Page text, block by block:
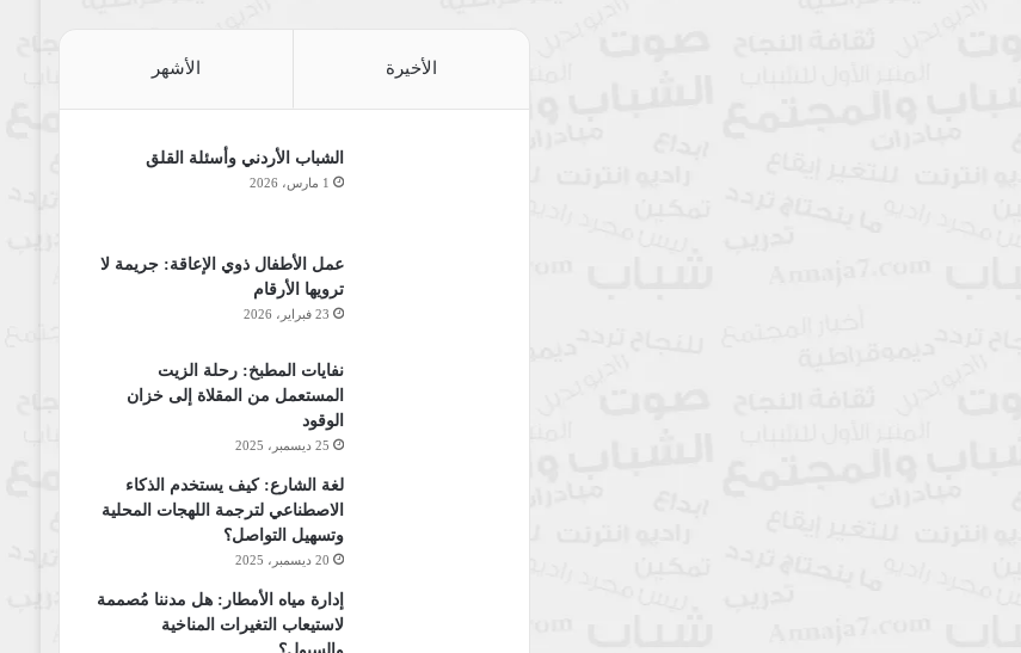
الأخيرة الأشهر
الشباب الأردني وأسئلة القلق
1 مارس، 2026
عمل الأطفال ذوي الإعاقة: جريمة لا
ترويها الأرقام
23 فبراير، 2026
نفايات المطبخ: رحلة الزيت
المستعمل من المقلاة إلى خزان
الوقود
25 ديسمبر، 2025
لغة الشارع: كيف يستخدم الذكاء
الاصطناعي لترجمة اللهجات المحلية
وتسهيل التواصل؟
20 ديسمبر، 2025
إدارة مياه الأمطار: هل مدننا مُصممة
لاستيعاب التغيرات المناخية